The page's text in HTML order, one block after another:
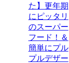
た】更年期
にピッタリ
のスーパー
フード！＆
簡単にプル
プルデザー